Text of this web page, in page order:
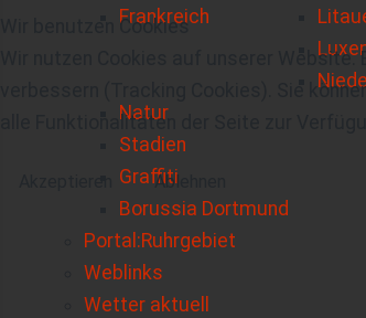
Frankreich
Natur
Stadien
Graffiti
Borussia Dortmund
Portal:Ruhrgebiet
Weblinks
Wetter aktuell
Wir benutzen Cookies
Wir nutzen Cookies auf unserer
verbessern (Tracking Cookies). Sie
alle Funktionalitäten der Seite zur
Ablehnen